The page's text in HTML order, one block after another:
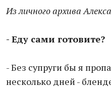
Из личного архива
- Еду сами готовите?
- Без супруги бы я
несколько дней -